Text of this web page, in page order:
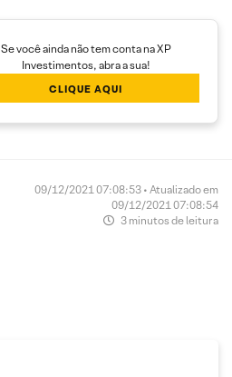
Se você ainda não tem conta na XP
Investimentos, abra a sua!
CLIQUE AQUI
09/12/2021 07:08:53 • Atualizado em
09/12/2021 07:08:54
3 minutos de leitura